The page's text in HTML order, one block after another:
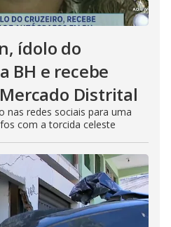
ídolo do
BH e recebe
Distrital
nas redes sociais para uma
com a torcida celeste